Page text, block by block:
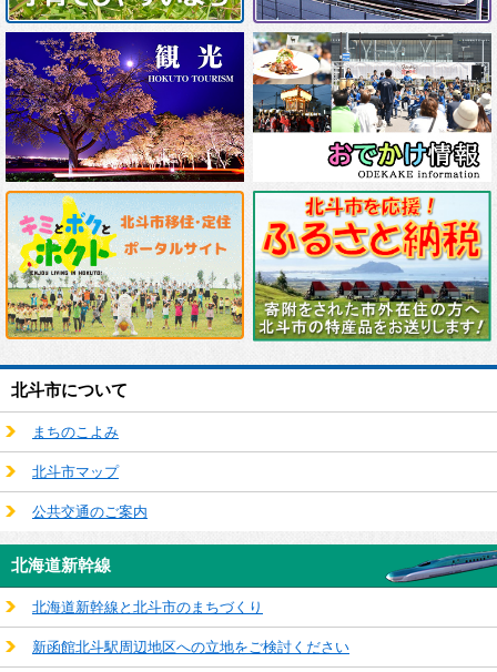
北斗市について
まちのこよみ
北斗市マップ
公共交通のご案内
北海道新幹線
北海道新幹線と北斗市のまちづくり
新函館北斗駅周辺地区への立地をご検討ください